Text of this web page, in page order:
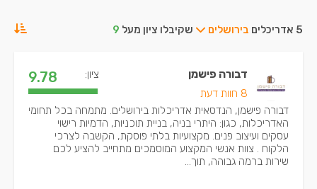
5 אדריכלים בירושלים שקיבלו ציון מעל 9
דבורה פישמן
8 חוות דעת
ציון: 9.78
דבורה פישמן, הנדסאית אדריכלות בירושלים. מתמחה בכל תחומי
האדריכלות, כגון: היתרי בניה, בניית תוכניות, הדמיות רישוי
עסקים ועיצוב פנים. מקצועיות בלתי פוסקת, הקשבה לצרכי
הלקוח . צוות אנשי המקצוע המוסמכים מתחייב להציע לכם
שירות ברמה גבוהה, תוך...